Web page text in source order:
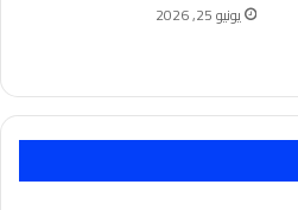
يونيو 25, 2026